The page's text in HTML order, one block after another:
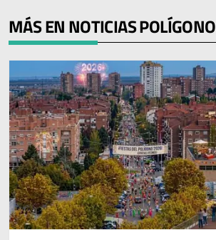
MÁS EN NOTICIAS POLÍGONO